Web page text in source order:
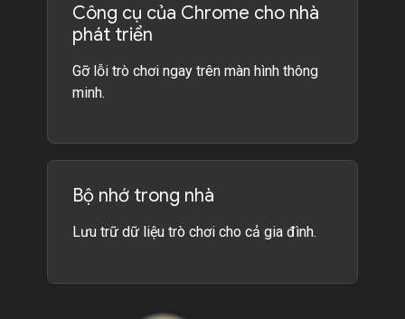
Công cụ của Chrome cho nhà
phát triển
Gỡ lỗi trò chơi ngay trên màn hình thông
minh.
Bộ nhớ trong nhà
Lưu trữ dữ liệu trò chơi cho cả gia đình.